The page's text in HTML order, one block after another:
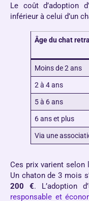
Le coût d’adoption
inférieur à celui d’un
Âge du chat
Moins de 2 ans
2 à 4 ans
5 à 6 ans
6 ans et plus
Via une
Ces prix varient selon
Un chaton de 3 mois
200 €. L’adoption
responsable et